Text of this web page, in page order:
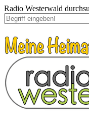
Radio Westerwald